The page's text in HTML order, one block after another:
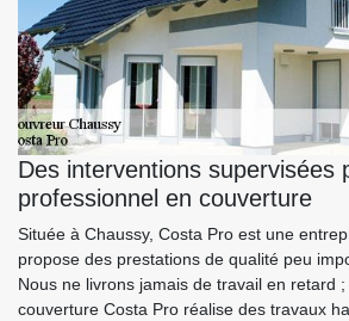
Des interventions supervisées
professionnel en couverture
Située à Chaussy, Costa Pro est une
propose des prestations de qualité peu
Nous ne livrons jamais de travail en retard
couverture Costa Pro réalise des travaux